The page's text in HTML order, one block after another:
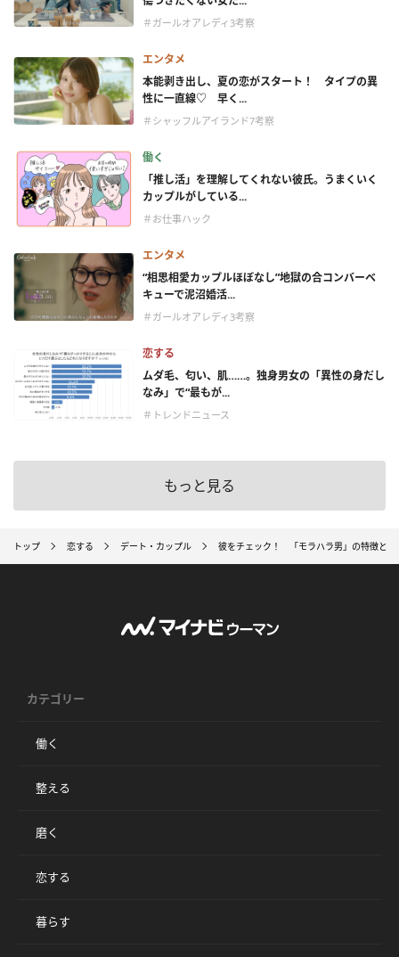
＃ガールオアレディ3考察
エンタメ
本能剥き出し、夏の恋がスタート！ タイプの異
性に一直線♡ 早く...
＃シャッフルアイランド7考察
働く
「推し活」を理解してくれない彼氏。うまくいく
カップルがしている...
＃お仕事ハック
エンタメ
“相思相愛カップルほぼなし”地獄の合コンバーベ
キューで泥沼婚活...
＃ガールオアレディ3考察
恋する
ムダ毛、匂い、肌……。独身男女の「異性の身だし
なみ」で“最もが...
＃トレンドニュース
もっと見る
トップ 恋する デート・カップル 彼をチェック！ 「モラハラ男」の特徴と対
カテゴリー
働く
整える
磨く
恋する
暮らす